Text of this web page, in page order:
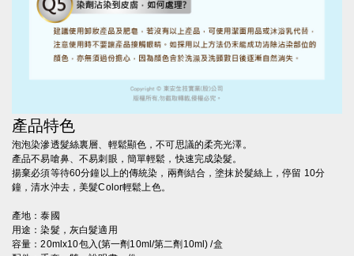
產品特色
泡泡染滲透髮絲裏層、輕鬆顯色，不可思議的柔亮光澤。
產品不易嗆鼻、不易刺眼，簡單輕鬆，快速完成染髮。
揚棄必須等待60分鐘以上的傳統染，兩劑結合，塗抹於髮絲上，停留 10分
鐘，清水沖去，美髮Color輕鬆上色。
產地：泰國
用途：染髮，灰白髮適用
容量：20mlx10包入(第一劑10ml/第二劑10ml) /盒